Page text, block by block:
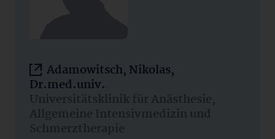
Adamowitsch, Nikolas,
Dr.med.univ.
Universitätsklinik für Anästhesie,
Allgemeine Intensivmedizin und
Schmerztherapie